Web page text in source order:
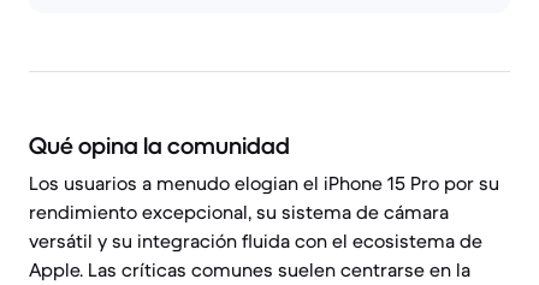
Qué opina la comunidad
Los usuarios a menudo elogian el iPhone 15 Pro por su
rendimiento excepcional, su sistema de cámara
versátil y su integración fluida con el ecosistema de
Apple. Las críticas comunes suelen centrarse en la